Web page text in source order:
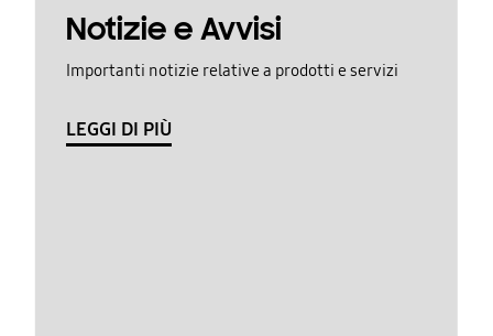
Notizie e Avvisi
Importanti notizie relative a prodotti e servizi
LEGGI DI PIÙ